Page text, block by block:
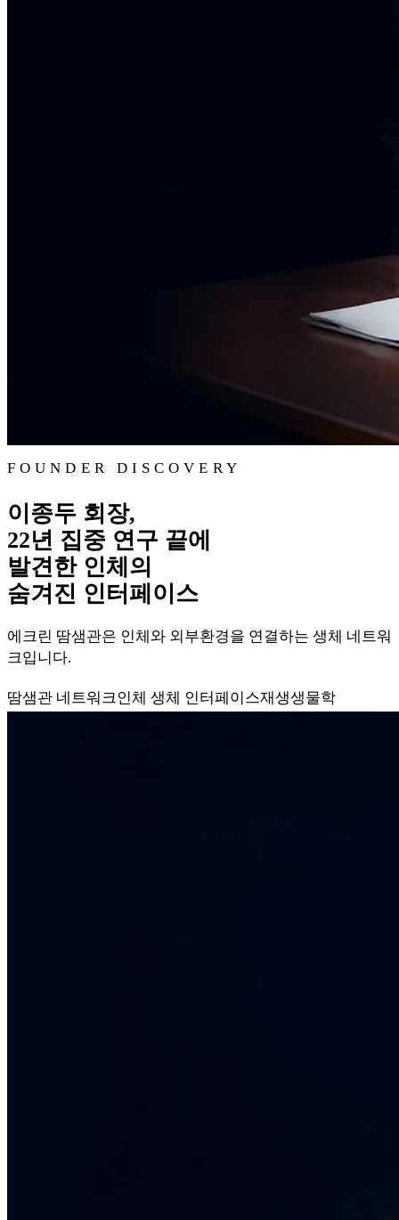
FOUNDER DISCOVERY
이종두 회장,
22년 집중 연구 끝에
발견한 인체의
숨겨진 인터페이스
에크린 땀샘관은 인체와 외부환경을 연결하는 생체 네트워
크입니다.
땀샘관 네트워크인체 생체 인터페이스재생생물학